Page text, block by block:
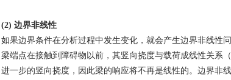
(2) 边界非线性
如果边界条件在分析过程中发生变化，就会产生边界非线性
梁端点在接触到障碍物以前，其竖向挠度与载荷成线性关系
进一步的竖向挠度，因此梁的响应将不再是线性的。边界非